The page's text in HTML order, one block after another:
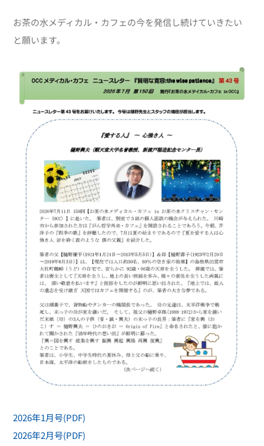
お茶の水メディカル・カフェの今を発信し続けていきたい
と願います。
2026年1月号(PDF)
2026年2月号(PDF)